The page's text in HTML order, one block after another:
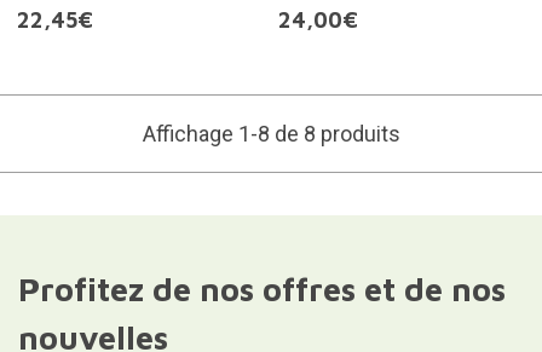
22,45€
24,00€
Affichage 1-8 de 8 produits
Profitez de nos offres et de nos
nouvelles